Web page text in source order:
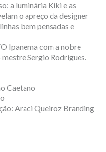
a luminária Kiki e as
o apreço da designer
bem pensadas e
Ipanema com a nobre
Sergio Rodrigues.
Caetano
Araci Queiroz Branding